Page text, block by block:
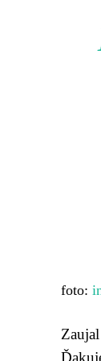
foto: